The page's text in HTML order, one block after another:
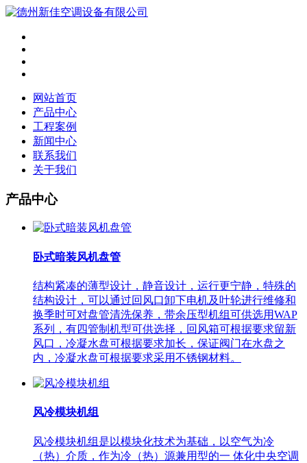
网站首页
产品中心
工程案例
新闻中心
联系我们
关于我们
产品中心
卧式暗装风机盘管
结构紧凑的薄型设计，静音设计，运行更宁静，特殊的
结构设计，可以通过回风口卸下电机及叶轮进行维修和
换季时可对盘管清洗保养，带余压型机组可供选用WAP
系列，有四管制机型可供选择，回风箱可根据要求留新
风口，冷凝水盘可根据要求加长，保证阀门在水盘之
内，冷凝水盘可根据要求采用不锈钢材料。
风冷模块机组
风冷模块机组是以模块化技术为基础，以空气为冷
（热）介质，作为冷（热）源兼用型的一 体化中央空调